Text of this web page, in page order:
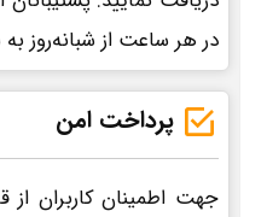
در هر ساعت از شبانه‌روز
پرداخت امن
جهت اطمینان کاربران